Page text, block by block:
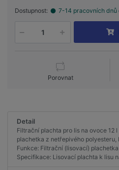
Dostupnost: 7-14 pracovních dnů
Porovnat
Detail
Filtrační plachta pro lis na ovoce 12
plachetka z netřepivého
Funkce: Filtrační (lisovací)
Specifikace: Lisovací plachta k lisu